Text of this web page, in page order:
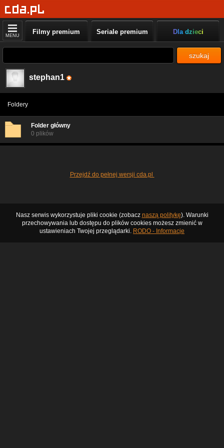
MENU Filmy premium Seriale premium Dla dzieci
szukaj
stephan1
Foldery
Folder główny
0 plików
Przejdź do pełnej wersji cda.pl
Nasz serwis wykorzystuje pliki cookie (zobacz naszą politykę). Warunki
przechowywania lub dostępu do plików cookies możesz zmienić w
ustawieniach Twojej przeglądarki. RODO - Informacje